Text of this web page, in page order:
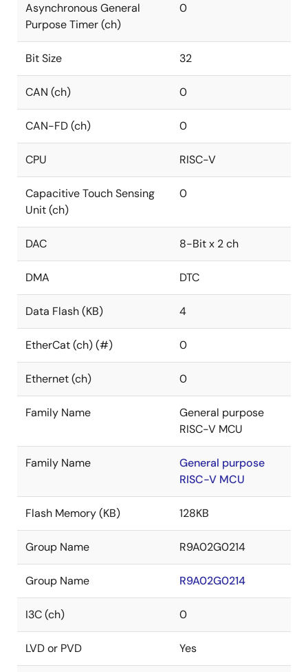
Asynchronous General
Purpose Timer (ch)
0
Bit Size 32
CAN (ch) 0
CAN-FD (ch) 0
CPU RISC-V
Capacitive Touch Sensing
Unit (ch)
0
DAC 8-Bit x 2 ch
DMA DTC
Data Flash (KB) 4
EtherCat (ch) (#) 0
Ethernet (ch) 0
Family Name
General purpose
RISC-V MCU
Family Name
General purpose
RISC-V MCU
Flash Memory (KB) 128KB
Group Name R9A02G0214
Group Name R9A02G0214
I3C (ch) 0
LVD or PVD Yes